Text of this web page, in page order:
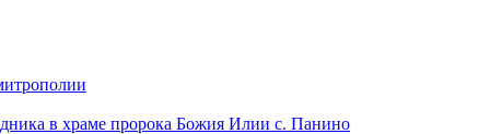
в храме пророка Божия Илии с. Панино